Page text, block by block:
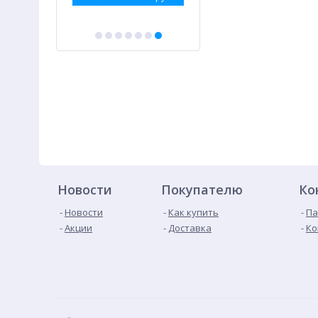
Новости
Новости
Акции
Покупателю
Как купить
Доставка